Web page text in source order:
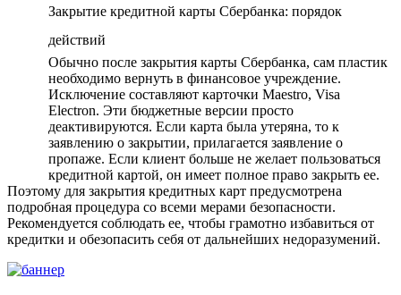
Закрытие кредитной карты Сбербанка: порядок
действий
Обычно после закрытия карты Сбербанка, сам пластик
необходимо вернуть в финансовое учреждение.
Исключение составляют карточки Maestro, Visa
Electron. Эти бюджетные версии просто
деактивируются. Если карта была утеряна, то к
заявлению о закрытии, прилагается заявление о
пропаже. Если клиент больше не желает пользоваться
кредитной картой, он имеет полное право закрыть ее.
Поэтому для закрытия кредитных карт предусмотрена
подробная процедура со всеми мерами безопасности.
Рекомендуется соблюдать ее, чтобы грамотно избавиться от
кредитки и обезопасить себя от дальнейших недоразумений.